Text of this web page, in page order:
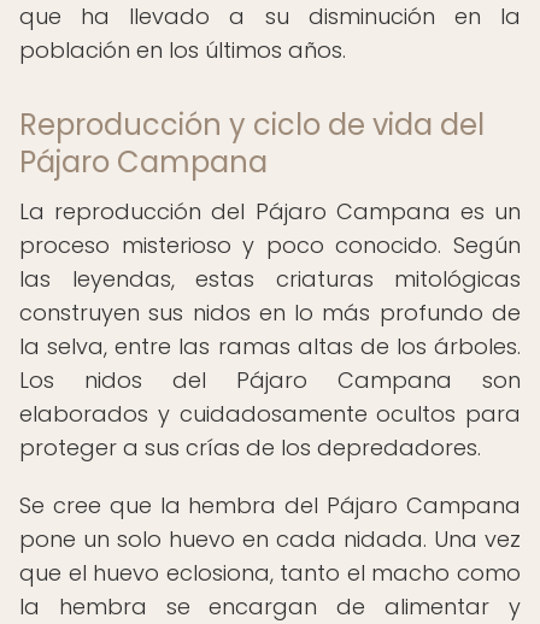
que ha llevado a su disminución en la
población en los últimos años.
Reproducción y ciclo de vida del
Pájaro Campana
La reproducción del Pájaro Campana es un
proceso misterioso y poco conocido. Según
las leyendas, estas criaturas mitológicas
construyen sus nidos en lo más profundo de
la selva, entre las ramas altas de los árboles.
Los nidos del Pájaro Campana son
elaborados y cuidadosamente ocultos para
proteger a sus crías de los depredadores.
Se cree que la hembra del Pájaro Campana
pone un solo huevo en cada nidada. Una vez
que el huevo eclosiona, tanto el macho como
la hembra se encargan de alimentar y